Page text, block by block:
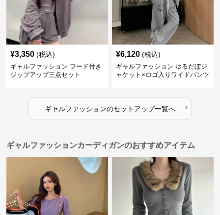
¥3,350 (税込)
ギャルファッション フード付き
ジップアップ三点セット
¥6,120 (税込)
ギャルファッション ゆるだぼジ
ャケット×ロゴ入りワイドパンツ
ギャルファッションのセットアップ一覧へ ›
ギャルファッションカーディガンのおすすめアイテム